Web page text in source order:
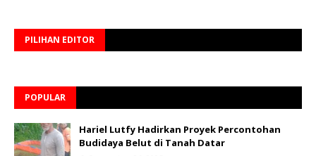
PILIHAN EDITOR
POPULAR
Hariel Lutfy Hadirkan Proyek Percontohan
Budidaya Belut di Tanah Datar